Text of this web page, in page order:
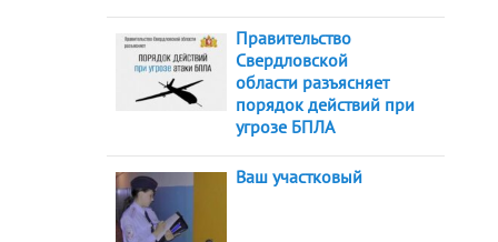
Правительство
Свердловской
области разъясняет
порядок действий при
угрозе БПЛА
Ваш участковый